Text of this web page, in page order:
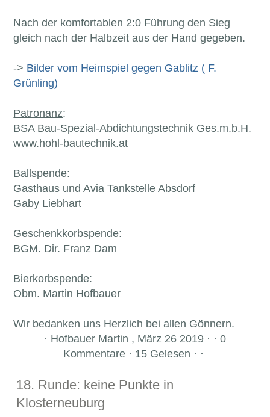
Nach der komfortablen 2:0 Führung den Sieg
gleich nach der Halbzeit aus der Hand gegeben.
-> Bilder vom Heimspiel gegen Gablitz ( F.
Grünling)
Patronanz:
BSA Bau-Spezial-Abdichtungstechnik Ges.m.b.H.
www.hohl-bautechnik.at
Ballspende:
Gasthaus und Avia Tankstelle Absdorf
Gaby Liebhart
Geschenkkorbspende:
BGM. Dir. Franz Dam
Bierkorbspende:
Obm. Martin Hofbauer
Wir bedanken uns Herzlich bei allen Gönnern.
· Hofbauer Martin , März 26 2019 · · 0
Kommentare · 15 Gelesen · ·
18. Runde: keine Punkte in
Klosterneuburg